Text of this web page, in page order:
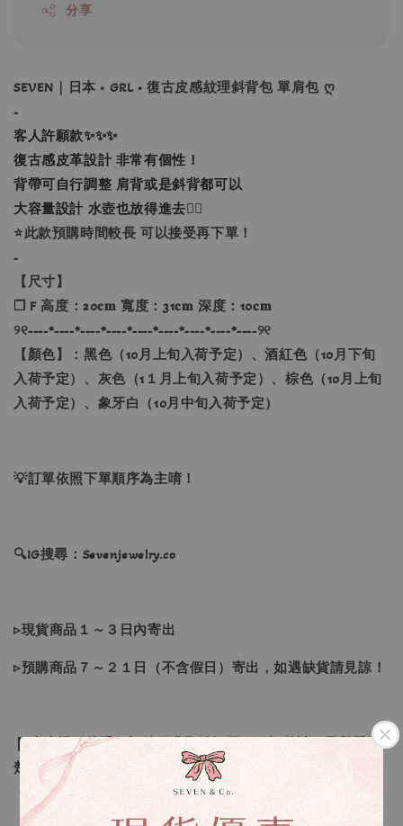
分享
SEVEN｜日本 • GRL • 復古皮感紋理斜背包 單肩包 ღ
-
客人許願款✨✨✨
復古感皮革設計 非常有個性！
背帶可自行調整 肩背或是斜背都可以
大容量設計 水壺也放得進去👌🏻
⭐此款預購時間較長 可以接受再下單！
-
【尺寸】
❐ F 高度：20𝐜𝐦 寬度：31𝐜𝐦 深度：10𝐜𝐦
୨୧----*----*----*----*----*----*----*----*----୨୧
【顏色】：黑色（10月上旬入荷予定）、酒紅色（10月下旬
入荷予定）、灰色（1１月上旬入荷予定）、棕色（10月上旬
入荷予定）、象牙白（10月中旬入荷予定）
💡訂單依照下單順序為主唷！
🔍IG搜尋：Sevenjewelry.co
▹現貨商品１～３日內寄出
▹預購商品７～２１日（不含假日）寄出，如遇缺貨請見諒！
❙ 本賣場不接受下標後要求取消訂單（下標前請三思與看清
楚）❙